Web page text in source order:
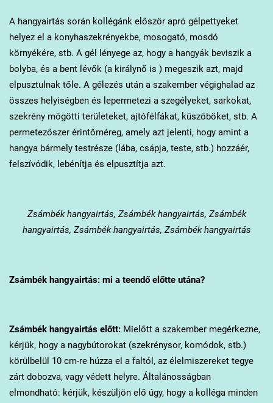
A hangyairtás során kollégánk először apró gélpettyeket
helyez el a konyhaszekrényekbe, mosogató, mosdó
környékére, stb. A gél lényege az, hogy a hangyák beviszik a
bolyba, és a bent lévők (a királynő is ) megeszik azt, majd
elpusztulnak tőle. A gélezés után a szakember végighalad az
összes helyiségben és lepermetezi a szegélyeket, sarkokat,
szekrény mögötti területeket, ajtófélfákat, küszöböket, stb. A
permetezőszer érintőméreg, amely azt jelenti, hogy amint a
hangya bármely testrésze (lába, csápja, teste, stb.) hozzáér,
felszívódik, lebénítja és elpusztítja azt.
Zsámbékhangyairtás, Zsámbék hangyairtás, Zsámbék
hangyairtás, Zsámbék hangyairtás, Zsámbék hangyairtás
Zsámbékhangyairtás: mi a teendő előtte utána?
Zsámbékhangyairtás előtt:Mielőtt a szakember megérkezne,
kérjük, hogy a nagybútorokat (szekrénysor, komódok, stb.)
körülbelül 10 cm-re húzza el a faltól, az élelmiszereket tegye
zárt dobozva, vagy védett helyre. Általánosságban
elmondható: kérjük, készüljön elő úgy, hogy a kolléga minden